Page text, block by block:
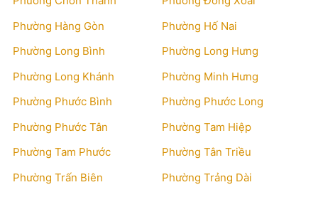
Phường Hàng Gòn
Phường Hố Nai
Phường Long Bình
Phường Long Hưng
Phường Long Khánh
Phường Minh Hưng
Phường Phước Bình
Phường Phước Long
Phường Phước Tân
Phường Tam Hiệp
Phường Tam Phước
Phường Tân Triều
Phường Trấn Biên
Phường Trảng Dài